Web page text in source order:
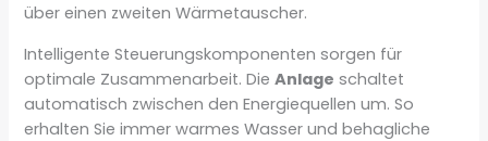
über einen zweiten Wärmetauscher.
Intelligente Steuerungskomponenten sorgen für
optimale Zusammenarbeit. DieAnlage schaltet
automatisch zwischen den Energiequellen um. So
erhalten Sie immer warmes Wasser und behagliche